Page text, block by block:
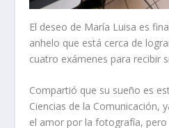
El deseo de María Luisa es
anhelo que está cerca de
cuatro exámenes para recibir
Compartió que su sueño es
Ciencias de la Comunicación,
el amor por la fotografía, pero